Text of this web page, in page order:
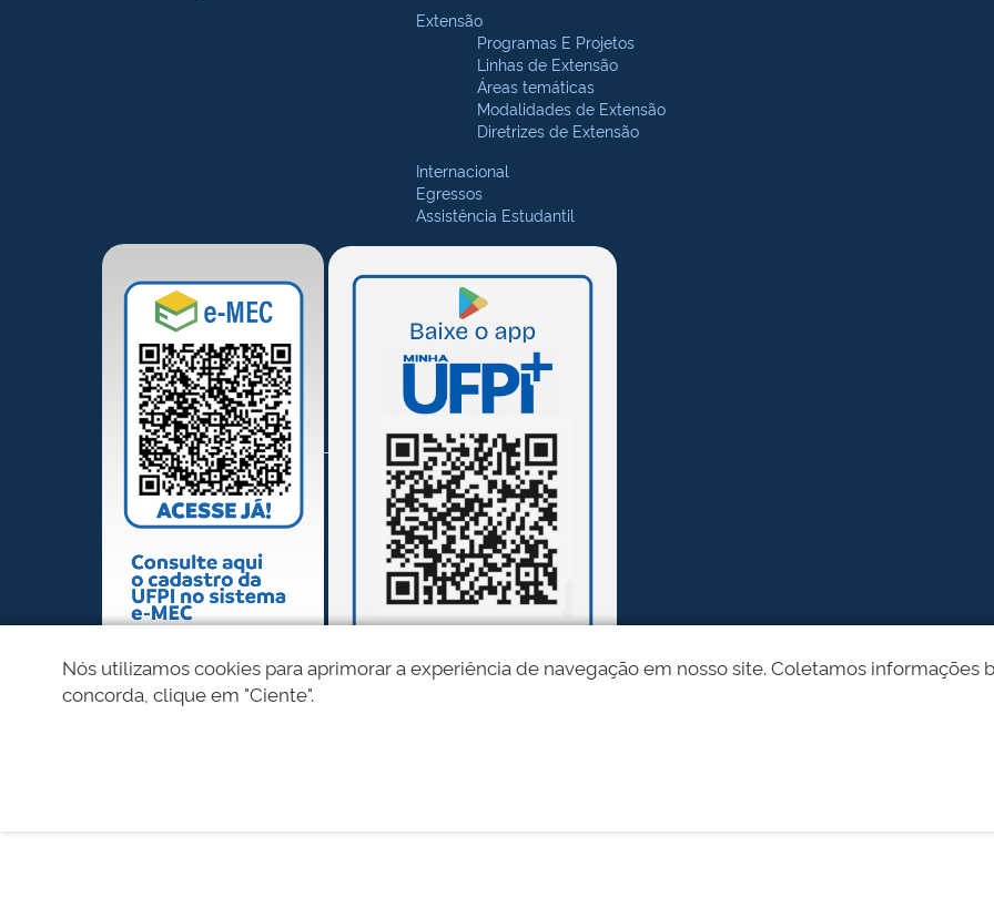
Extensão
Programas E Projetos
Linhas de Extensão
Áreas temáticas
Modalidades de Extensão
Diretrizes de Extensão
Internacional
Egressos
Assistência Estudantil
Nós utilizamos cookies para aprimorar a experiência de navegação em nosso site. Coletamos informações
concorda, clique em "Ciente".